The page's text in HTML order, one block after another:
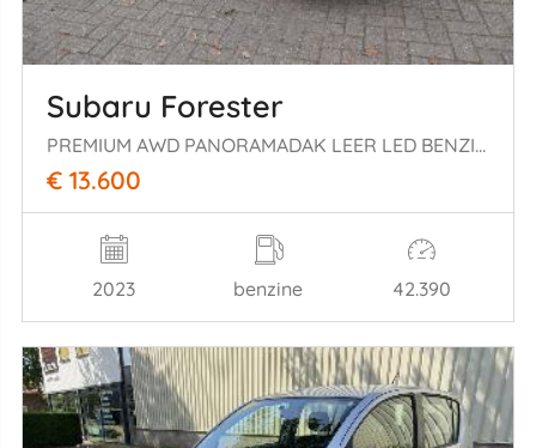
Subaru Forester
PREMIUM AWD PANORAMADAK LEER LED BENZINE HYBRIDE
€ 13.600
2023 benzine 42.390